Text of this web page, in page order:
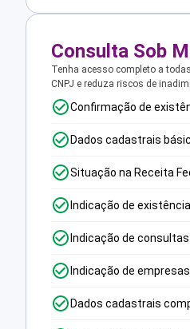
Consulta Sob
Tenha acesso completo a
CNPJ e reduza riscos de
Confirmação de
Dados cadastrais
Situação na Receita
Indicação de
Indicação de
Indicação de
Dados cadastrais